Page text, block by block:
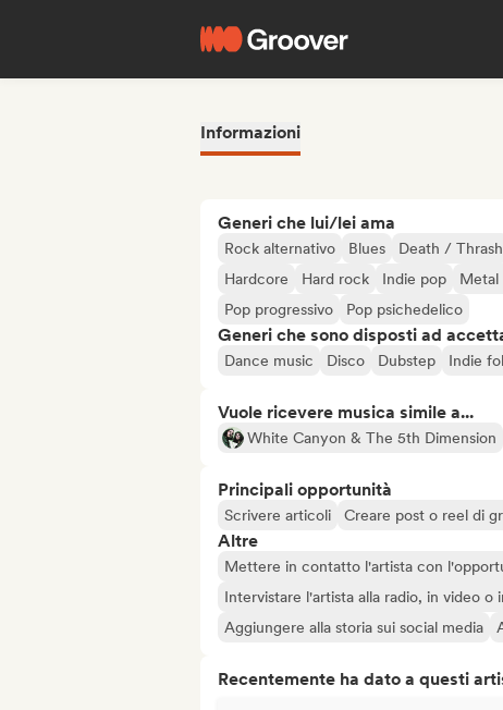
Informazioni
Generi che lui/lei ama
Rock alternativo Blues Death / Thrash
Hardcore
Hard rock Indie pop Metal
Pop progressivo
Pop psichedelico
Generi che sono disposti ad
Dance music Disco Dubstep Indie
Vuole ricevere musica simile a...
White Canyon & The 5th Dimension
Principali opportunità
Scrivere articoli Creare post o reel di
Altre
Mettere in contatto l'artista con
Intervistare l'artista alla radio, in video o
Aggiungere alla storia sui social media
Recentemente ha dato a questi